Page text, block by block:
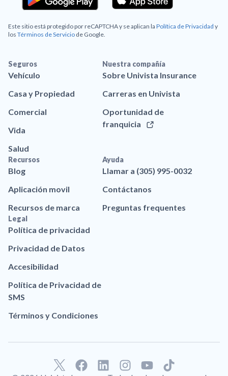
Este sitio está protegido por reCAPTCHA y se aplican la Política de Privacidad y
los Términos de Servicio de Google.
Seguros
Vehículo
Casa y Propiedad
Comercial
Vida
Salud
Nuestra compañía
Sobre Univista Insurance
Carreras en Univista
Oportunidad de
franquicia
Recursos
Blog
Aplicación movil
Recursos de marca
Ayuda
Llamar a (305) 995-0032
Contáctanos
Preguntas frequentes
Legal
Política de privacidad
Privacidad de Datos
Accesibilidad
Política de Privacidad de
SMS
Términos y Condiciones
F
L
I
Y
T